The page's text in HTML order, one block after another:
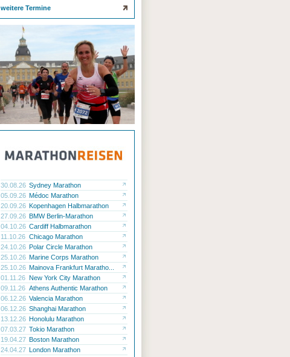
weitere Termine
30.08.26 Sydney Marathon
05.09.26 Médoc Marathon
20.09.26 Kopenhagen Halbmarathon
27.09.26 BMW Berlin-Marathon
04.10.26 Cardiff Halbmarathon
11.10.26 Chicago Marathon
24.10.26 Polar Circle Marathon
25.10.26 Marine Corps Marathon
25.10.26 Mainova Frankfurt Maratho...
01.11.26 New York City Marathon
09.11.26 Athens Authentic Marathon
06.12.26 Valencia Marathon
06.12.26 Shanghai Marathon
13.12.26 Honolulu Marathon
07.03.27 Tokio Marathon
19.04.27 Boston Marathon
24.04.27 London Marathon